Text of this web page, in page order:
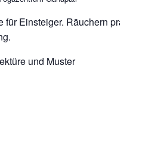
für Einsteiger. Räuchern praxisnah
und Muster